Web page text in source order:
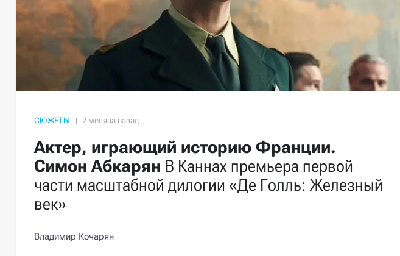
СЮЖЕТЫ
Актер, играющий историю Франции.
Симон Абкарян В Каннах премьера первой
части масштабной дилогии «Де Голль: Железный
век»
Владимир Кочарян